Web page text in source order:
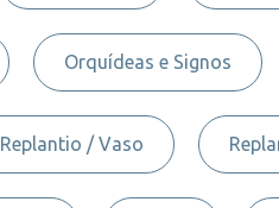
Orquídeas e Signos
Replantio / Vaso